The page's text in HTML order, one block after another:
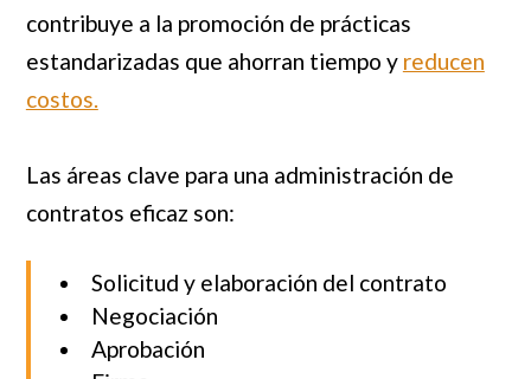
contribuye a la promoción de prácticas
estandarizadas que ahorran tiempo y reducen
costos.
Las áreas clave para una administración de
contratos eficaz son:
Solicitud y elaboración del contrato
Negociación
Aprobación